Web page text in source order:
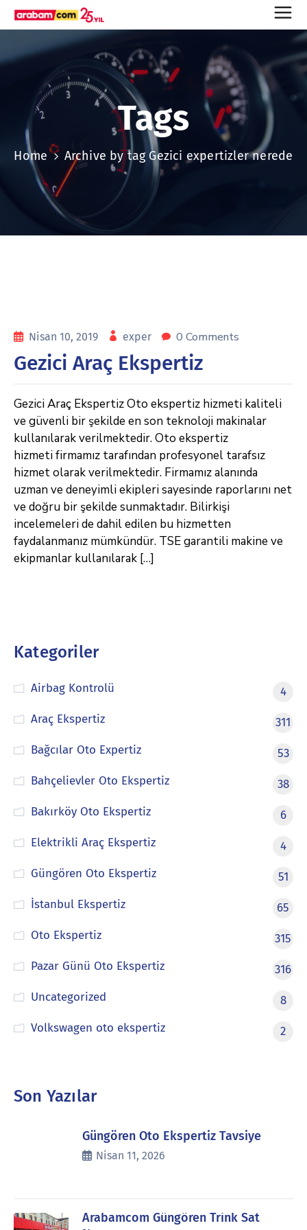
Tags
Home Archive by tag Gezici expertizler nerede
Nisan 10, 2019 exper 0 Comments
Gezici Araç Ekspertiz
Gezici Araç Ekspertiz Oto ekspertiz hizmeti kaliteli
ve güvenli bir şekilde en son teknoloji makinalar
kullanılarak verilmektedir. Oto ekspertiz
hizmeti firmamız tarafından profesyonel tarafsız
hizmet olarak verilmektedir. Firmamız alanında
uzman ve deneyimli ekipleri sayesinde raporlarını net
ve doğru bir şekilde sunmaktadır. Bilirkişi
incelemeleri de dahil edilen bu hizmetten
faydalanmanız mümkündür. TSE garantili makine ve
ekipmanlar kullanılarak […]
Kategoriler
Airbag Kontrolü
4
Araç Ekspertiz
311
Bağcılar Oto Expertiz
53
Bahçelievler Oto Ekspertiz
38
Bakırköy Oto Ekspertiz
6
Elektrikli Araç Ekspertiz
4
Güngören Oto Ekspertiz
51
İstanbul Ekspertiz
65
Oto Ekspertiz
315
Pazar Günü Oto Ekspertiz
316
Uncategorized
8
Volkswagen oto ekspertiz
2
Son Yazılar
Güngören Oto Ekspertiz Tavsiye
Nisan 11, 2026
Arabamcom Güngören Trink Sat